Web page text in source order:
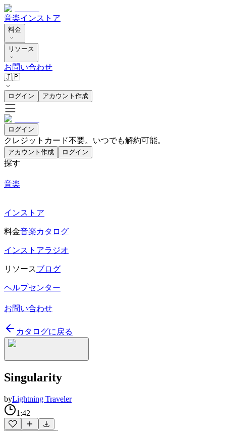
音楽インストア
料金
リソース
お問い合わせ
🇯🇵
ログイン アカウント作成
ログイン
クレジットカード不要。いつでも解約可能。
アカウント作成 ログイン
探す
音楽
インストア
料金音楽カタログ
インストアラジオ
リソースブログ
ヘルプセンター
お問い合わせ
カタログに戻る
Singularity
byLightning Traveler
1:42